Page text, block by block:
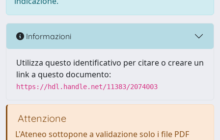
Informazioni
Utilizza questo identificativo per citare o creare un
link a questo documento:
https://hdl.handle.net/11383/2074003
Attenzione
L'Ateneo sottopone a validazione solo i file PDF